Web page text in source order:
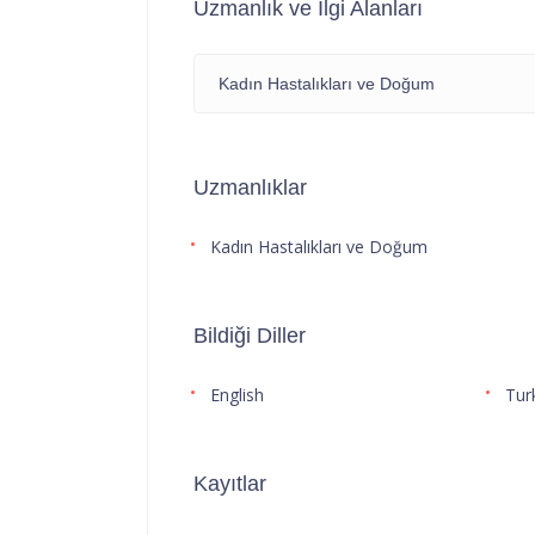
Uzmanlık ve İlgi Alanları
Kadın Hastalıkları ve Doğum
Uzmanlıklar
Kadın Hastalıkları ve Doğum
Bildiği Diller
English
Kayıtlar